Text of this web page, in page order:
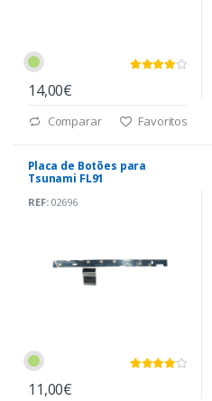
14,00€
Comparar Favoritos
Placa de Botões para
Tsunami FL91
REF:02696
11,00€